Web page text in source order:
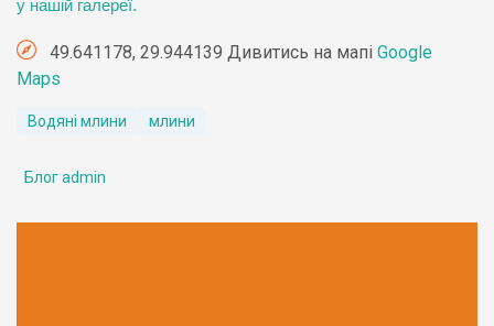
у нашій галереї.
49.641178, 29.944139 Дивитись на мапі Google
Maps
Водяні млини млини
Блог admin